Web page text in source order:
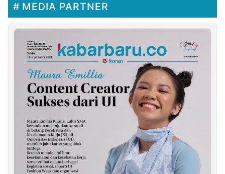
MEDIA PARTNER